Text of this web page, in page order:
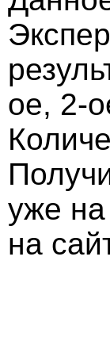
ое, 2-
уже
на